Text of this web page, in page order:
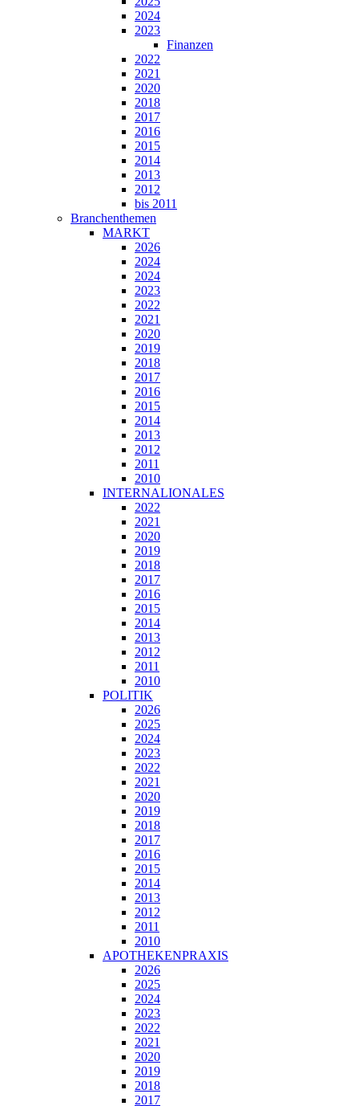
2024
2023
Finanzen
2022
2021
2020
2018
2017
2016
2015
2014
2013
2012
bis 2011
Branchenthemen
MARKT
2026
2024
2024
2023
2022
2021
2020
2019
2018
2017
2016
2015
2014
2013
2012
2011
2010
INTERNALIONALES
2022
2021
2020
2019
2018
2017
2016
2015
2014
2013
2012
2011
2010
POLITIK
2026
2025
2024
2023
2022
2021
2020
2019
2018
2017
2016
2015
2014
2013
2012
2011
2010
APOTHEKENPRAXIS
2026
2025
2024
2023
2022
2021
2020
2019
2018
2017